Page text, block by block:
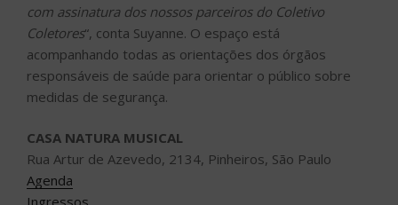
com assinatura dos nossos parceiros do Coletivo
Coletores“, conta Suyanne. O espaço está
acompanhando todas as orientações dos órgãos
responsáveis de saúde para orientar o público sobre
medidas de segurança.
CASA NATURA MUSICAL
Rua Artur de Azevedo, 2134, Pinheiros, São Paulo
Agenda
Ingressos